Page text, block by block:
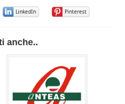
LinkedIn Pinterest
anche..